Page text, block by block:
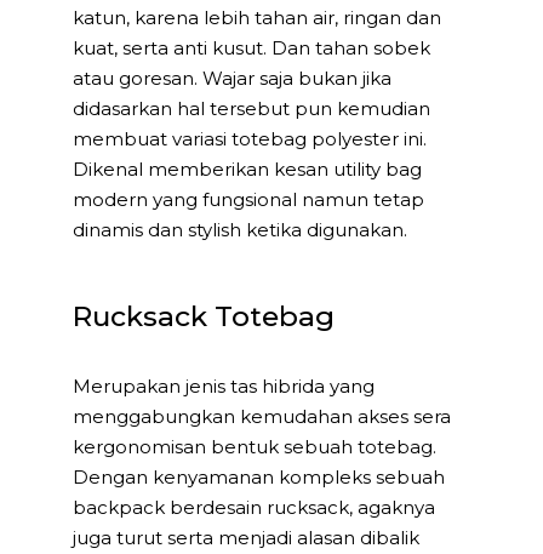
katun, karena lebih tahan air, ringan dan
kuat, serta anti kusut. Dan tahan sobek
atau goresan. Wajar saja bukan jika
didasarkan hal tersebut pun kemudian
membuat variasi totebag polyester ini.
Dikenal memberikan kesan utility bag
modern yang fungsional namun tetap
dinamis dan stylish ketika digunakan.
Rucksack Totebag
Merupakan jenis tas hibrida yang
menggabungkan kemudahan akses sera
kergonomisan bentuk sebuah totebag.
Dengan kenyamanan kompleks sebuah
backpack berdesain rucksack, agaknya
juga turut serta menjadi alasan dibalik